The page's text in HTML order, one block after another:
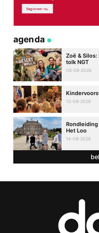
agenda
Zoë & Silos:
tolk NGT
08-08-2026
13-08-2026
Het Loo
14-08-2026